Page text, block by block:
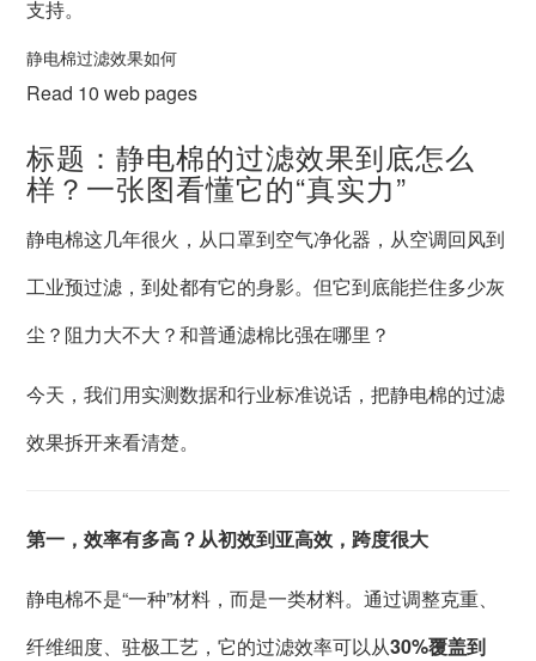
支持。
静电棉过滤效果如何
Read 10 web pages
标题：静电棉的过滤效果到底怎么
样？一张图看懂它的“真实力”
静电棉这几年很火，从口罩到空气净化器，从空调回风到
工业预过滤，到处都有它的身影。但它到底能拦住多少灰
尘？阻力大不大？和普通滤棉比强在哪里？
今天，我们用实测数据和行业标准说话，把静电棉的过滤
效果拆开来看清楚。
第一，效率有多高？从初效到亚高效，跨度很大
静电棉不是“一种”材料，而是一类材料。通过调整克重、
纤维细度、驻极工艺，它的过滤效率可以从30%覆盖到